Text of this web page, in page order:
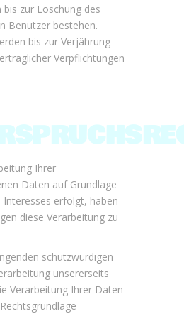
bis zur Löschung des
Benutzer bestehen.
bis zur Verjährung
Verpflichtungen
Ihrer
Daten auf Grundlage
Interesses erfolgt, haben
diese Verarbeitung zu
schutzwürdigen
unsererseits
Verarbeitung Ihrer Daten